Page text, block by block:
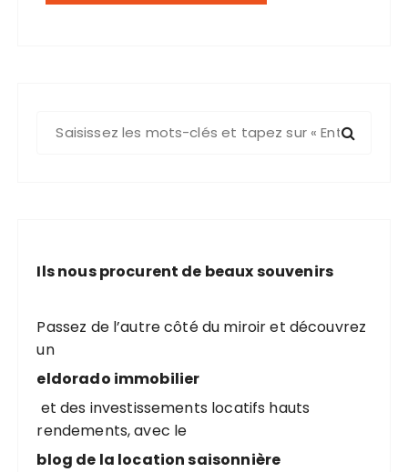
h
p
o
u
:
Ils nous procurent de beaux souvenirs
Passez de l’autre côté du miroir et découvrez
un
eldorado immobilier
et des investissements locatifs hauts
rendements, avec le
blog de la location saisonnière